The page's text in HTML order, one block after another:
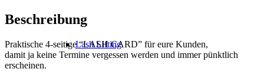
Lash Lifting
Beschreibung
Praktische 4-seitige “LASH CARD” für eure Kunden,
damit ja keine Termine vergessen werden und immer pünktlich
erscheinen.